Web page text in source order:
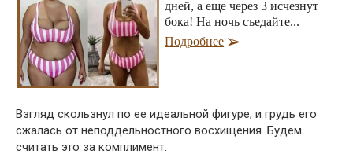
дней, а еще через 3 исчезнут
бока! На ночь съедайте...
Подробнее
Взгляд скользнул по ее идеальной фигуре, и грудь его
сжалась от неподдельностного восхищения. Будем
считать это за комплимент.